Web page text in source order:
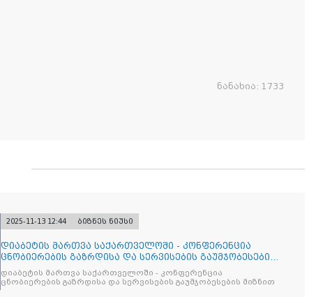
ნანახია: 1733
2025-11-13 12:44 ბიზნეს ნიუსი
დიაბეტის მართვა საქართველოში - კონფერენცია
ცნობიერების გაზრდისა და სერვისების გაუმჯობესების
მიზნით
დიაბეტის მართვა საქართველოში - კონფერენცია
ცნობიერების გაზრდისა და სერვისების გაუმჯობესების მიზნით